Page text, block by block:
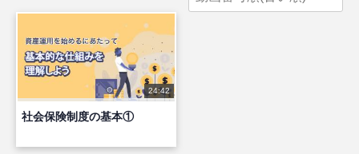
24:42
社会保険制度の基本①